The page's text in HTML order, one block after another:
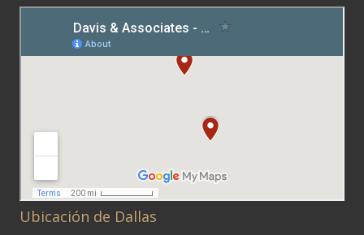
Ubicación de Dallas